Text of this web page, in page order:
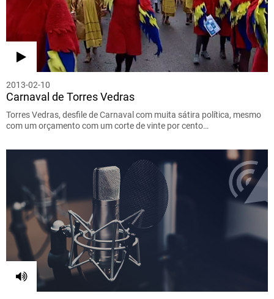
2013-02-10
Carnaval de Torres Vedras
Torres Vedras, desfile de Carnaval com muita sátira política, mesmo
com um orçamento com um corte de vinte por cento…